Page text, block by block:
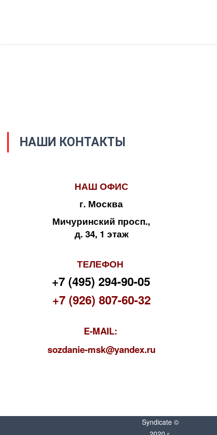
НАШИ КОНТАКТЫ
НАШ ОФИС
г. Москва
Мичуринский просп.,
д. 34, 1 этаж
ТЕЛЕФОН
+7 (495) 294-90-05
+7 (926) 807-60-32
E-MAIL:
sozdanie-msk@yandex.ru
Syndicate ©